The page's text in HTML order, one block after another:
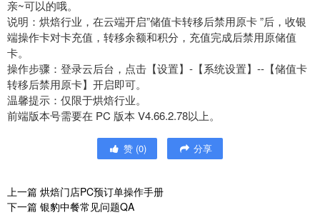
亲~可以的哦。
说明：烘焙行业，在云端开启”储值卡转移后禁用原卡 ”后，收银
端操作卡对卡充值，转移余额和积分，充值完成后禁用原储值
卡。
操作步骤：登录云后台，点击【设置】-【系统设置】--【储值卡
转移后禁用原卡】开启即可。
温馨提示：仅限于烘焙行业。
前端版本号需要在 PC 版本 V4.66.2.78以上。
赞 (0) 分享
上一篇 烘焙门店PC预订单操作手册
下一篇 银豹中餐常见问题QA